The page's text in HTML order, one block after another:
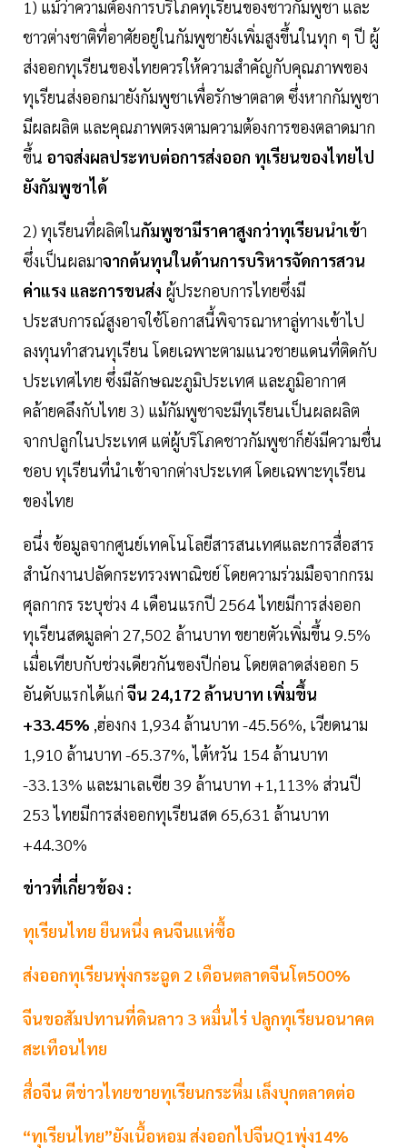
1) แม้ว่าความต้องการบริโภคทุเรียนของชาวกัมพูชา และ
ชาวต่างชาติที่อาศัยอยู่ในกัมพูชายังเพิ่มสูงขึ้นในทุก ๆ ปี ผู้
ส่งออกทุเรียนของไทยควรให้ความสำคัญกับคุณภาพของ
ทุเรียนส่งออกมายังกัมพูชาเพื่อรักษาตลาด ซึ่งหากกัมพูชา
มีผลผลิต และคุณภาพตรงตามความต้องการของตลาดมาก
ขึ้น อาจส่งผลประทบต่อการส่งออก ทุเรียนของไทยไป
ยังกัมพูชาได้
2) ทุเรียนที่ผลิตในกัมพูชามีราคาสูงกว่าทุเรียนนำเข้า
ซึ่งเป็นผลมาจากต้นทุนในด้านการบริหารจัดการสวน
ค่าแรง และการขนส่ง ผู้ประกอบการไทยซึ่งมี
ประสบการณ์สูงอาจใช้โอกาสนี้พิจารณาหาลู่ทางเข้าไป
ลงทุนทำสวนทุเรียน โดยเฉพาะตามแนวชายแดนที่ติดกับ
ประเทศไทย ซึ่งมีลักษณะภูมิประเทศ และภูมิอากาศ
คล้ายคลึงกับไทย 3) แม้กัมพูชาจะมีทุเรียนเป็นผลผลิต
จากปลูกในประเทศ แต่ผู้บริโภคชาวกัมพูชาก็ยังมีความชื่น
ชอบ ทุเรียนที่นำเข้าจากต่างประเทศ โดยเฉพาะทุเรียน
ของไทย
อนึ่ง ข้อมูลจากศูนย์เทคโนโลยีสารสนเทศและการสื่อสาร
สำนักงานปลัดกระทรวงพาณิชย์ โดยความร่วมมือจากกรม
ศุลกากร ระบุช่วง 4 เดือนแรกปี 2564 ไทยมีการส่งออก
ทุเรียนสดมูลค่า 27,502 ล้านบาท ขยายตัวเพิ่มขึ้น 9.5%
เมื่อเทียบกับช่วงเดียวกันของปีก่อน โดยตลาดส่งออก 5
อันดับแรกได้แก่ จีน 24,172 ล้านบาท เพิ่มขึ้น
+33.45% ,ฮ่องกง 1,934 ล้านบาท -45.56%, เวียดนาม
1,910 ล้านบาท -65.37%, ไต้หวัน 154 ล้านบาท
-33.13% และมาเลเซีย 39 ล้านบาท +1,113% ส่วนปี
253 ไทยมีการส่งออกทุเรียนสด 65,631 ล้านบาท
+44.30%
ข่าวที่เกี่ยวข้อง :
ทุเรียนไทย ยืนหนึ่ง คนจีนแห่ซื้อ
ส่งออกทุเรียนพุ่งกระฉูด 2 เดือนตลาดจีนโต500%
จีนขอสัมปทานที่ดินลาว 3 หมื่นไร่ ปลูกทุเรียนอนาคต
สะเทือนไทย
สื่อจีน ตีข่าวไทยขายทุเรียนกระหึ่ม เล็งบุกตลาดต่อ
“ทุเรียนไทย”ยังเนื้อหอม ส่งออกไปจีนQ1พุ่ง14%